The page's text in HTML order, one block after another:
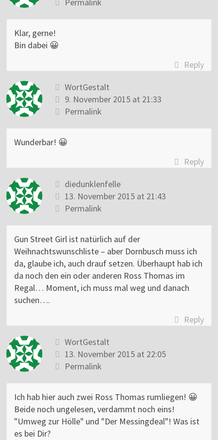
Permalink
Klar, gerne!
Bin dabei 😀
Reply
WortGestalt
9. November 2015 at 21:33
Permalink
Wunderbar! 😀
Reply
diedunklenfelle
13. November 2015 at 21:43
Permalink
Gun Street Girl ist natürlich auf der
Weihnachtswunschliste – aber Dornbusch muss ich
da, glaube ich, auch drauf setzen. Überhaupt hab ich
da noch den ein oder anderen Ross Thomas im
Regal… Moment, ich muss mal weg und danach
suchen….
Reply
WortGestalt
13. November 2015 at 22:05
Permalink
Ich hab hier auch zwei Ross Thomas rumliegen! 😀
Beide noch ungelesen, verdammt noch eins!
"Umweg zur Hölle" und "Der Messingdeal"! Was ist
es bei Dir?